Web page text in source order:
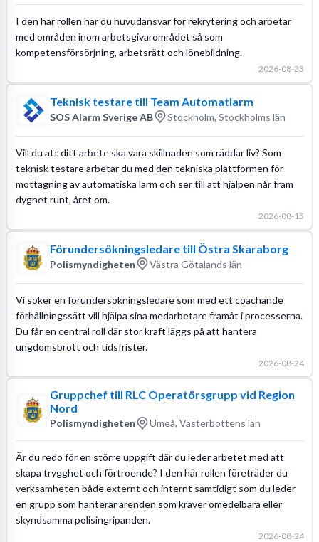
I den här rollen har du huvudansvar för rekrytering och arbetar
med områden inom arbetsgivarområdet så som
kompetensförsörjning, arbetsrätt och lönebildning.
2026-08-23
Teknisk testare till Team Automatlarm
SOS Alarm Sverige AB Stockholm, Stockholms län
Vill du att ditt arbete ska vara skillnaden som räddar liv? Som
teknisk testare arbetar du med den tekniska plattformen för
mottagning av automatiska larm och ser till att hjälpen når fram
dygnet runt, året om.
2026-08-15
Förundersökningsledare till Östra Skaraborg
Polismyndigheten Västra Götalands län
Vi söker en förundersökningsledare som med ett coachande
förhållningssätt vill hjälpa sina medarbetare framåt i processerna.
Du får en central roll där stor kraft läggs på att hantera
ungdomsbrott och tidsfrister.
2026-08-24
Gruppchef till RLC Operatörsgrupp vid Region
Nord
Polismyndigheten Umeå, Västerbottens län
Är du redo för en större uppgift där du leder arbetet med att
skapa trygghet och förtroende? I den här rollen företräder du
verksamheten både externt och internt samtidigt som du leder
en grupp som hanterar ärenden som kräver omedelbara eller
skyndsamma polisingripanden.
2026-08-24